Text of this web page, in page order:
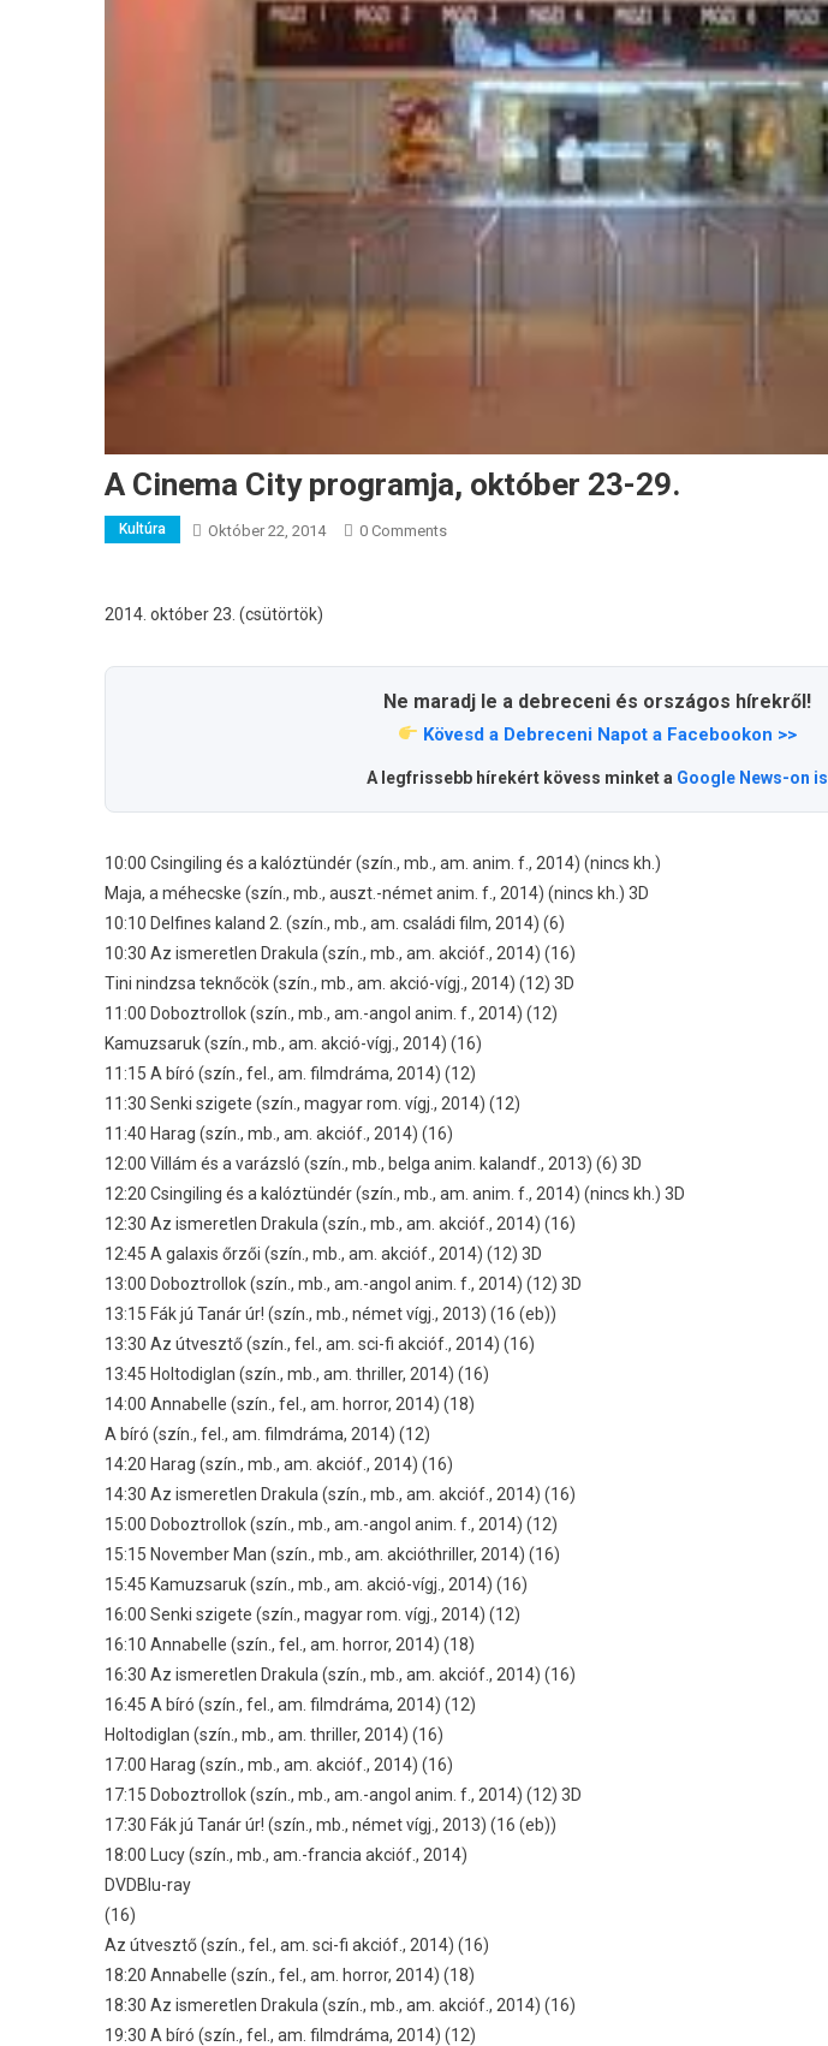
A Cinema City programja, október 23-29.
Kultúra Október 22, 2014 0 Comments
2014. október 23. (csütörtök)
Ne maradj le a debreceni és országos hírekről!
Kövesd a Debreceni Napot a Facebookon >>
A legfrissebb hírekért kövess minket a Google News-on is
10:00 Csingiling és a kalóztündér (szín., mb., am. anim. f., 2014) (nincs kh.)
Maja, a méhecske (szín., mb., auszt.-német anim. f., 2014) (nincs kh.) 3D
10:10 Delfines kaland 2. (szín., mb., am. családi film, 2014) (6)
10:30 Az ismeretlen Drakula (szín., mb., am. akcióf., 2014) (16)
Tini nindzsa teknőcök (szín., mb., am. akció-vígj., 2014) (12) 3D
11:00 Doboztrollok (szín., mb., am.-angol anim. f., 2014) (12)
Kamuzsaruk (szín., mb., am. akció-vígj., 2014) (16)
11:15 A bíró (szín., fel., am. filmdráma, 2014) (12)
11:30 Senki szigete (szín., magyar rom. vígj., 2014) (12)
11:40 Harag (szín., mb., am. akcióf., 2014) (16)
12:00 Villám és a varázsló (szín., mb., belga anim. kalandf., 2013) (6) 3D
12:20 Csingiling és a kalóztündér (szín., mb., am. anim. f., 2014) (nincs kh.) 3D
12:30 Az ismeretlen Drakula (szín., mb., am. akcióf., 2014) (16)
12:45 A galaxis őrzői (szín., mb., am. akcióf., 2014) (12) 3D
13:00 Doboztrollok (szín., mb., am.-angol anim. f., 2014) (12) 3D
13:15 Fák jú Tanár úr! (szín., mb., német vígj., 2013) (16 (eb))
13:30 Az útvesztő (szín., fel., am. sci-fi akcióf., 2014) (16)
13:45 Holtodiglan (szín., mb., am. thriller, 2014) (16)
14:00 Annabelle (szín., fel., am. horror, 2014) (18)
A bíró (szín., fel., am. filmdráma, 2014) (12)
14:20 Harag (szín., mb., am. akcióf., 2014) (16)
14:30 Az ismeretlen Drakula (szín., mb., am. akcióf., 2014) (16)
15:00 Doboztrollok (szín., mb., am.-angol anim. f., 2014) (12)
15:15 November Man (szín., mb., am. akcióthriller, 2014) (16)
15:45 Kamuzsaruk (szín., mb., am. akció-vígj., 2014) (16)
16:00 Senki szigete (szín., magyar rom. vígj., 2014) (12)
16:10 Annabelle (szín., fel., am. horror, 2014) (18)
16:30 Az ismeretlen Drakula (szín., mb., am. akcióf., 2014) (16)
16:45 A bíró (szín., fel., am. filmdráma, 2014) (12)
Holtodiglan (szín., mb., am. thriller, 2014) (16)
17:00 Harag (szín., mb., am. akcióf., 2014) (16)
17:15 Doboztrollok (szín., mb., am.-angol anim. f., 2014) (12) 3D
17:30 Fák jú Tanár úr! (szín., mb., német vígj., 2013) (16 (eb))
18:00 Lucy (szín., mb., am.-francia akcióf., 2014)
DVDBlu-ray
(16)
Az útvesztő (szín., fel., am. sci-fi akcióf., 2014) (16)
18:20 Annabelle (szín., fel., am. horror, 2014) (18)
18:30 Az ismeretlen Drakula (szín., mb., am. akcióf., 2014) (16)
19:30 A bíró (szín., fel., am. filmdráma, 2014) (12)